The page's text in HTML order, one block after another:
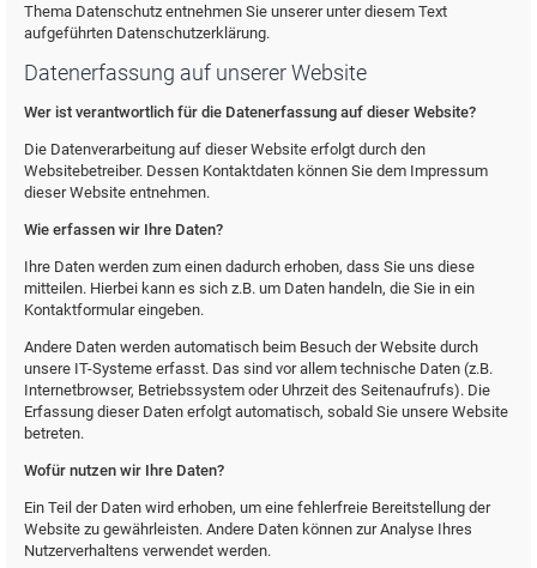
Thema Datenschutz entnehmen Sie unserer unter diesem Text
aufgeführten Datenschutzerklärung.
Datenerfassung auf unserer Website
Wer ist verantwortlich für die Datenerfassung auf dieser Website?
Die Datenverarbeitung auf dieser Website erfolgt durch den
Websitebetreiber. Dessen Kontaktdaten können Sie dem Impressum
dieser Website entnehmen.
Wie erfassen wir Ihre Daten?
Ihre Daten werden zum einen dadurch erhoben, dass Sie uns diese
mitteilen. Hierbei kann es sich z.B. um Daten handeln, die Sie in ein
Kontaktformular eingeben.
Andere Daten werden automatisch beim Besuch der Website durch
unsere IT-Systeme erfasst. Das sind vor allem technische Daten (z.B.
Internetbrowser, Betriebssystem oder Uhrzeit des Seitenaufrufs). Die
Erfassung dieser Daten erfolgt automatisch, sobald Sie unsere Website
betreten.
Wofür nutzen wir Ihre Daten?
Ein Teil der Daten wird erhoben, um eine fehlerfreie Bereitstellung der
Website zu gewährleisten. Andere Daten können zur Analyse Ihres
Nutzerverhaltens verwendet werden.